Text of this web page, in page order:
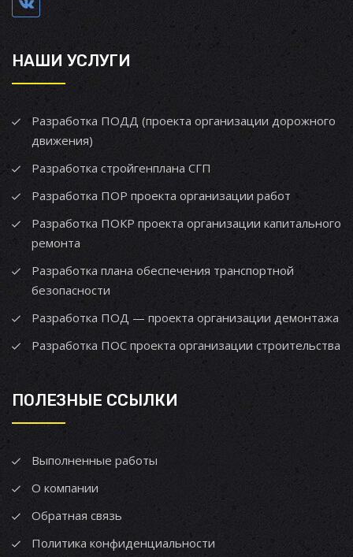
НАШИ УСЛУГИ
Разработка ПОДД (проекта организации дорожного
движения)
Разработка стройгенплана СГП
Разработка ПОР проекта организации работ
Разработка ПОКР проекта организации капитального
ремонта
Разработка плана обеспечения транспортной
безопасности
Разработка ПОД — проекта организации демонтажа
Разработка ПОС проекта организации строительства
ПОЛЕЗНЫЕ ССЫЛКИ
Выполненные работы
О компании
Обратная связь
Политика конфиденциальности